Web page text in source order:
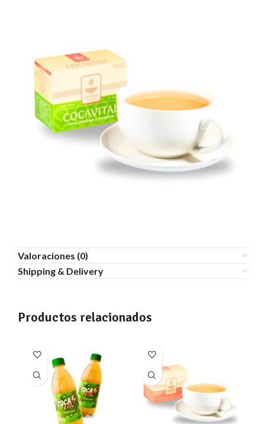
Valoraciones (0)
Shipping & Delivery
Productos relacionados